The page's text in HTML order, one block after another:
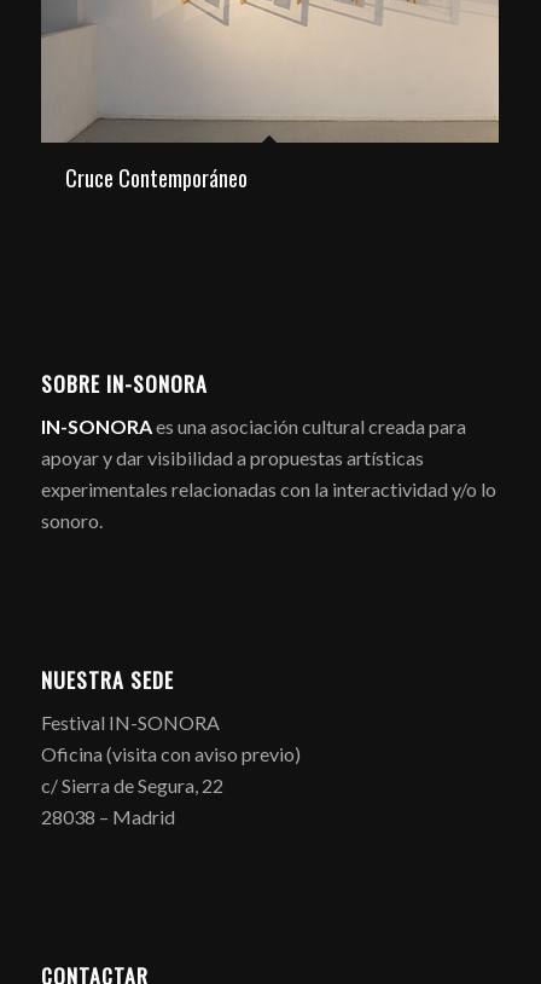
Cruce Contemporáneo
SOBRE IN-SONORA
IN-SONORAes una asociación cultural creada para
apoyar y dar visibilidad a propuestas artísticas
experimentales relacionadas con la interactividad y/o lo
sonoro.
NUESTRA SEDE
Festival IN-SONORA
Oficina (visita con aviso previo)
c/ Sierra de Segura, 22
28038 – Madrid
CONTACTAR